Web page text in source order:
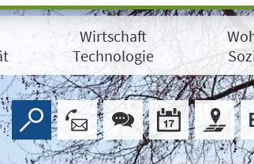
Wirtschaft
Technologie